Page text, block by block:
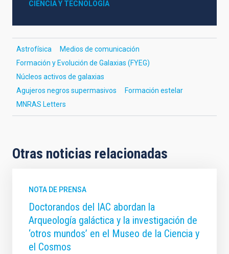
CIENCIA Y TECNOLOGÍA
Astrofísica
Medios de comunicación
Formación y Evolución de Galaxias (FYEG)
Núcleos activos de galaxias
Agujeros negros supermasivos
Formación estelar
MNRAS Letters
Otras noticias relacionadas
NOTA DE PRENSA
Doctorandos del IAC abordan la
Arqueología galáctica y la investigación de
‘otros mundos’ en el Museo de la Ciencia y
el Cosmos